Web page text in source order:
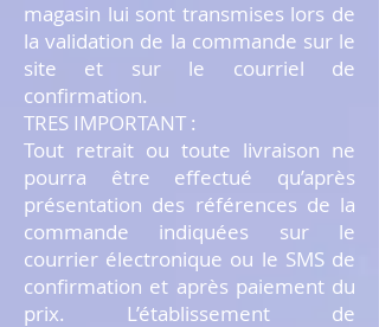
magasin lui sont transmises lors de
la validation de la commande sur le
site et sur le courriel de
confirmation.
TRES IMPORTANT :
Tout retrait ou toute livraison ne
pourra être effectué qu’après
présentation des références de la
commande indiquées sur le
courrier électronique ou le SMS de
confirmation et après paiement du
prix. L’établissement de